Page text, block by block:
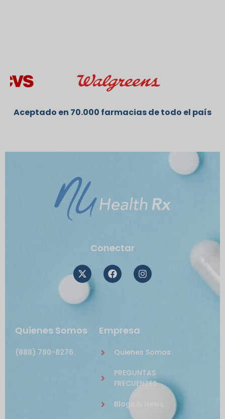
Aceptado en 70.000 farmacias de todo el país
Conectar
Quienes Somos
(888) 780-8276
Empresa
Quienes Somos
PREGUNTAS
FRECUENTES
Blogs & News